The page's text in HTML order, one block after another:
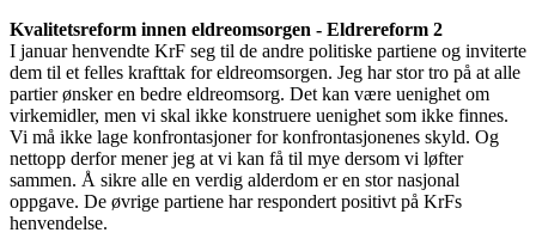
Kvalitetsreform innen eldreomsorgen - Eldrereform 2
I januar henvendte KrF seg til de andre politiske partiene og inviterte
dem til et felles krafttak for eldreomsorgen. Jeg har stor tro på at alle
partier ønsker en bedre eldreomsorg. Det kan være uenighet om
virkemidler, men vi skal ikke konstruere uenighet som ikke finnes.
Vi må ikke lage konfrontasjoner for konfrontasjonenes skyld. Og
nettopp derfor mener jeg at vi kan få til mye dersom vi løfter
sammen. Å sikre alle en verdig alderdom er en stor nasjonal
oppgave. De øvrige partiene har respondert positivt på KrFs
henvendelse.